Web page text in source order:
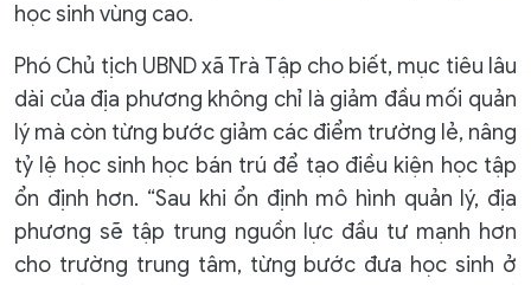
học sinh vùng cao.
Phó Chủ tịch UBND xã Trà Tập cho biết, mục tiêu lâu
dài của địa phương không chỉ là giảm đầu mối quản
lý mà còn từng bước giảm các điểm trường lẻ, nâng
tỷ lệ học sinh học bán trú để tạo điều kiện học tập
ổn định hơn. “Sau khi ổn định mô hình quản lý, địa
phương sẽ tập trung nguồn lực đầu tư mạnh hơn
cho trường trung tâm, từng bước đưa học sinh ở